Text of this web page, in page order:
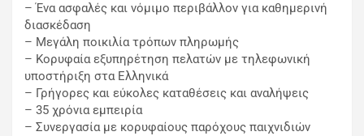
– Ένα ασφαλές και νόμιμο περιβάλλον για καθημερινή
διασκέδαση
– Μεγάλη ποικιλία τρόπων πληρωμής
– Κορυφαία εξυπηρέτηση πελατών με τηλεφωνική
υποστήριξη στα Ελληνικά
– Γρήγορες και εύκολες καταθέσεις και αναλήψεις
– 35 χρόνια εμπειρία
– Συνεργασία με κορυφαίους παρόχους παιχνιδιών